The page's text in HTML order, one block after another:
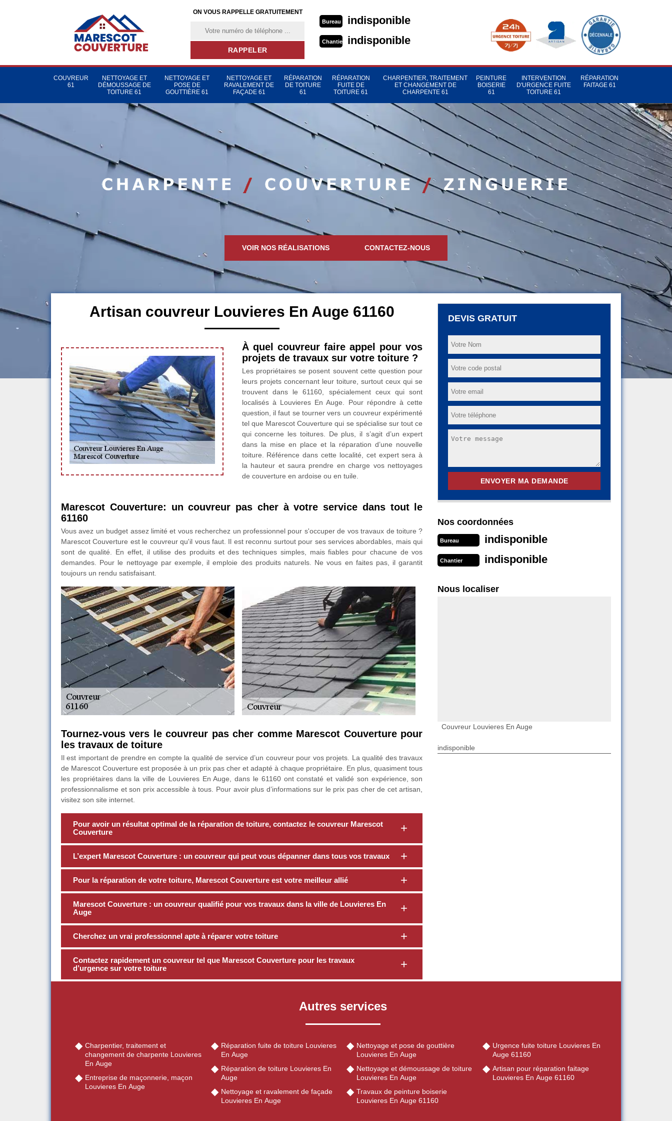
ON VOUS RAPPELLE GRATUITEMENT
Bureau indisponible
Chantier indisponible
COUVREUR
61
NETTOYAGE ET
DÉMOUSSAGE DE
TOITURE 61
NETTOYAGE ET
POSE DE
GOUTTIÈRE 61
NETTOYAGE ET
RAVALEMENT DE
FAÇADE 61
RÉPARATION
DE TOITURE
61
RÉPARATION
FUITE DE
TOITURE 61
CHARPENTIER, TRAITEMENT
ET CHANGEMENT DE
CHARPENTE 61
PEINTURE
BOISERIE
61
INTERVENTION
D'URGENCE FUITE
TOITURE 61
RÉPARATION
FAITAGE 61
VOIR NOS RÉALISATIONS CONTACTEZ-NOUS
Artisan couvreur Louvieres En Auge 61160
À quel couvreur faire appel pour vos
projets de travaux sur votre toiture ?
Les propriétaires se posent souvent cette question pour
leurs projets concernant leur toiture, surtout ceux qui se
trouvent dans le 61160, spécialement ceux qui sont
localisés à Louvieres En Auge. Pour répondre à cette
question, il faut se tourner vers un couvreur expérimenté
tel que Marescot Couverture qui se spécialise sur tout ce
qui concerne les toitures. De plus, il s’agit d’un expert
dans la mise en place et la réparation d’une nouvelle
toiture. Référence dans cette localité, cet expert sera à
la hauteur et saura prendre en charge vos nettoyages
de couverture en ardoise ou en tuile.
Marescot Couverture: un couvreur pas cher à votre service dans tout le
61160
Vous avez un budget assez limité et vous recherchez un professionnel pour s'occuper de vos travaux de toiture ?
Marescot Couverture est le couvreur qu'il vous faut. Il est reconnu surtout pour ses services abordables, mais qui
sont de qualité. En effet, il utilise des produits et des techniques simples, mais fiables pour chacune de vos
demandes. Pour le nettoyage par exemple, il emploie des produits naturels. Ne vous en faites pas, il garantit
toujours un rendu satisfaisant.
Tournez-vous vers le couvreur pas cher comme Marescot Couverture pour
les travaux de toiture
Il est important de prendre en compte la qualité de service d’un couvreur pour vos projets. La qualité des travaux
de Marescot Couverture est proposée à un prix pas cher et adapté à chaque propriétaire. En plus, quasiment tous
les propriétaires dans la ville de Louvieres En Auge, dans le 61160 ont constaté et validé son expérience, son
professionnalisme et son prix accessible à tous. Pour avoir plus d’informations sur le prix pas cher de cet artisan,
visitez son site internet.
Pour avoir un résultat optimal de la réparation de toiture, contactez le couvreur Marescot
Couverture
L’expert Marescot Couverture : un couvreur qui peut vous dépanner dans tous vos travaux
Pour la réparation de votre toiture, Marescot Couverture est votre meilleur allié
Marescot Couverture : un couvreur qualifié pour vos travaux dans la ville de Louvieres En
Auge
Cherchez un vrai professionnel apte à réparer votre toiture
Contactez rapidement un couvreur tel que Marescot Couverture pour les travaux
d’urgence sur votre toiture
DEVIS GRATUIT
Nos coordonnées
Bureau indisponible
Chantier indisponible
Nous localiser
Couvreur Louvieres En Auge
indisponible
Autres services
Charpentier, traitement et
changement de charpente Louvieres
En Auge
Entreprise de maçonnerie, maçon
Louvieres En Auge
Réparation fuite de toiture Louvieres
En Auge
Réparation de toiture Louvieres En
Auge
Nettoyage et ravalement de façade
Louvieres En Auge
Nettoyage et pose de gouttière
Louvieres En Auge
Nettoyage et démoussage de toiture
Louvieres En Auge
Travaux de peinture boiserie
Louvieres En Auge 61160
Urgence fuite toiture Louvieres En
Auge 61160
Artisan pour réparation faitage
Louvieres En Auge 61160